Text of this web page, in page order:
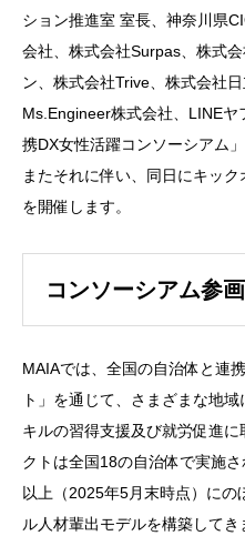
ション推進室 室長、神奈川県
会社、株式会社Surpas、株式
ン、株式会社Trive、株式会社
Ms.Engineer株式会社、LINE
携DX女性活躍コンソーシアム
またそれに伴い、同日にキッ
を開催します。
コンソーシアム参
MAIAでは、全国の自治体と連
ト」を通じて、さまざまな地
キルの習得支援及び就労促進
クトは全国18の自治体で実施
以上（2025年5月末時点）にの
ル人材輩出モデルを構築してき